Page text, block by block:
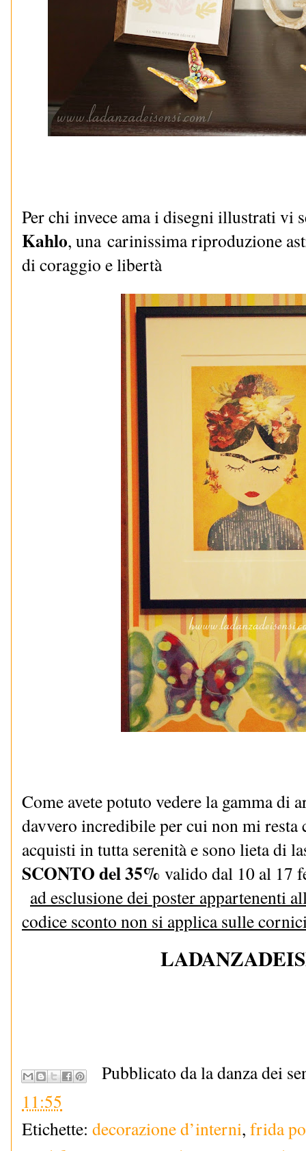
Per chi invece ama i disegni illustrati vi
Kahlo, una carinissima riproduzione
di coraggio e libertà
Come avete potuto vedere la gamma di
davvero incredibile per cui non mi
acquisti in tutta serenità e sono lieta di
SCONTO del 35% valido dal 10 al 17
ad esclusione dei poster appartenenti
codice sconto non si applica sulle
Pubblicato da la danza dei
11:55
Etichette: decorazione d’interni, frida